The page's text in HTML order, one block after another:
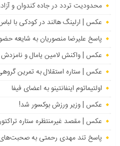
محدودیت تردد در جاده کندوان و
عکس | ارلینگ هالند در کودکی با
پاسخ علیرضا منصوریان به شایعه
عکس | واکنش لامین یامال و
عکس | ستاره استقلال به تمرین
اولتیماتوم اینفانتینو به اعضای فیفا
عکس | وزیر ورزش بوکسور شد!
عکس | مقصد غیرمنتظره ستاره تراکتور
پاسخ تند مهدی رحمتی به